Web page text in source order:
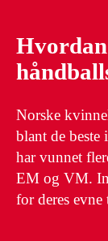
Norske
blant de beste
har vunnet
EM og VM.
for deres